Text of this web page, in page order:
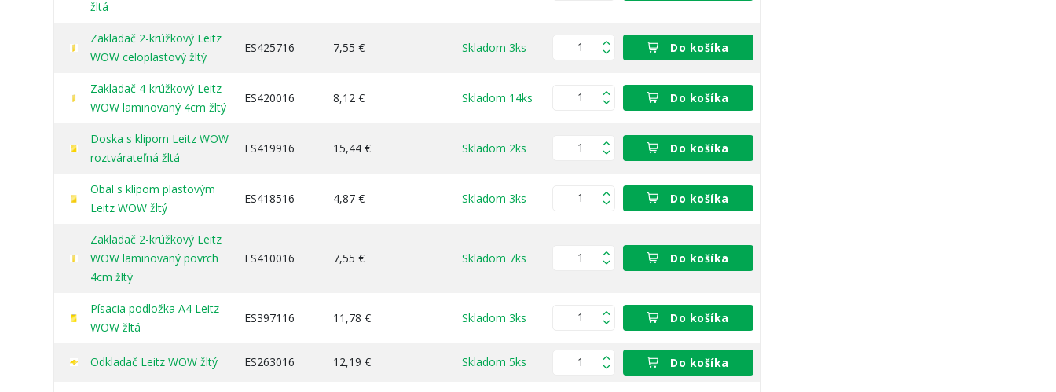
žltá
Zakladač 2-krúžkový Leitz
WOW celoplastový žltý
ES425716 7,55 € Skladom 3ks Do košíka
Zakladač 4-krúžkový Leitz
WOW laminovaný 4cm žltý
ES420016 8,12 € Skladom 14ks Do košíka
Doska s klipom Leitz WOW
roztvárateľná žltá
ES419916 15,44 € Skladom 2ks Do košíka
Obal s klipom plastovým
Leitz WOW žltý
ES418516 4,87 € Skladom 3ks Do košíka
Zakladač 2-krúžkový Leitz
WOW laminovaný povrch
4cm žltý
ES410016 7,55 € Skladom 7ks Do košíka
Písacia podložka A4 Leitz
WOW žltá
ES397116 11,78 € Skladom 3ks Do košíka
Odkladač Leitz WOW žltý ES263016 12,19 € Skladom 5ks Do košíka